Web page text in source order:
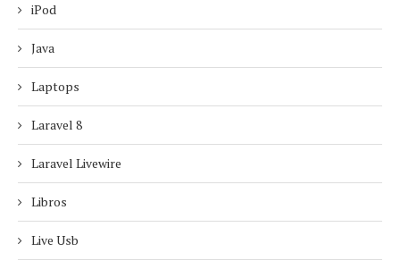
iPod
Java
Laptops
Laravel 8
Laravel Livewire
Libros
Live Usb